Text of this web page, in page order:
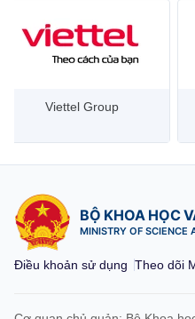
Đại học Bách Khoa, TP
BỘ KHOA HỌC
MINISTRY OF SCIENCE
Điều khoản sử dụng Theo dõi